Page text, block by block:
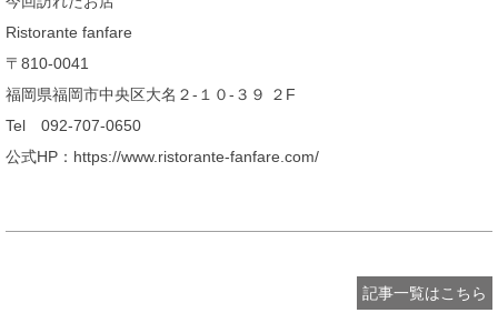
Ristorante fanfare
〒810-0041
福岡県福岡市中央区大名２-１０-３９ ２F
Tel 092-707-0650
公式HP：https://www.ristorante-fanfare.com/
記事一覧はこちら